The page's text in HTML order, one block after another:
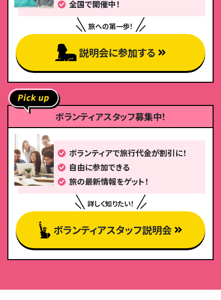
全国で開催中！
旅への第一歩！
説明会に参加する
ボランティアスタッフ募集中！
ボランティアで旅行代金が割引に！
自由に参加できる
旅の最新情報をゲット！
詳しく知りたい！
ボランティアスタッフ説明会